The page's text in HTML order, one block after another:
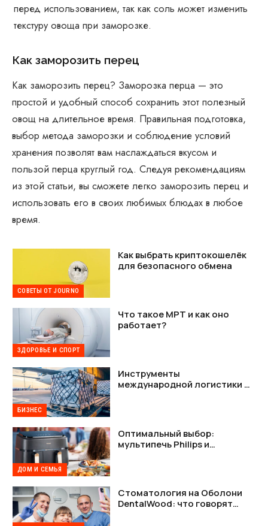
перед использованием, так как соль может изменить
текстуру овоща при заморозке.
Как заморозить перец
Как заморозить перец? Заморозка перца — это
простой и удобный способ сохранить этот полезный
овощ на длительное время. Правильная подготовка,
выбор метода заморозки и соблюдение условий
хранения позволят вам наслаждаться вкусом и
пользой перца круглый год. Следуя рекомендациям
из этой статьи, вы сможете легко заморозить перец и
использовать его в своих любимых блюдах в любое
время.
СОВЕТЫ ОТ JOURNO
Как выбрать криптокошелёк
для безопасного обмена
ЗДОРОВЬЕ И СПОРТ
Что такое МРТ и как оно
работает?
БИЗНЕС
Инструменты
международной логистики —
ДОМ И СЕМЬЯ
Оптимальный выбор:
мультипечь Philips и
Стоматология на Оболони
DentalWood: что говорят